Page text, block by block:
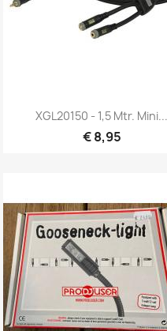
Snel bekijken
XGL20150 - 1,5 Mtr. Mini...
€ 8,95